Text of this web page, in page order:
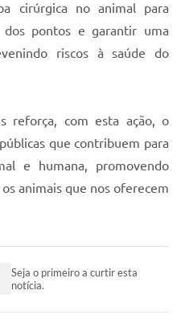
cirúrgica no animal para
pontos e garantir uma
riscos à saúde do
reforça, com esta ação, o
que contribuem para
e humana, promovendo
animais que nos oferecem
Seja o primeiro a curtir esta
notícia.